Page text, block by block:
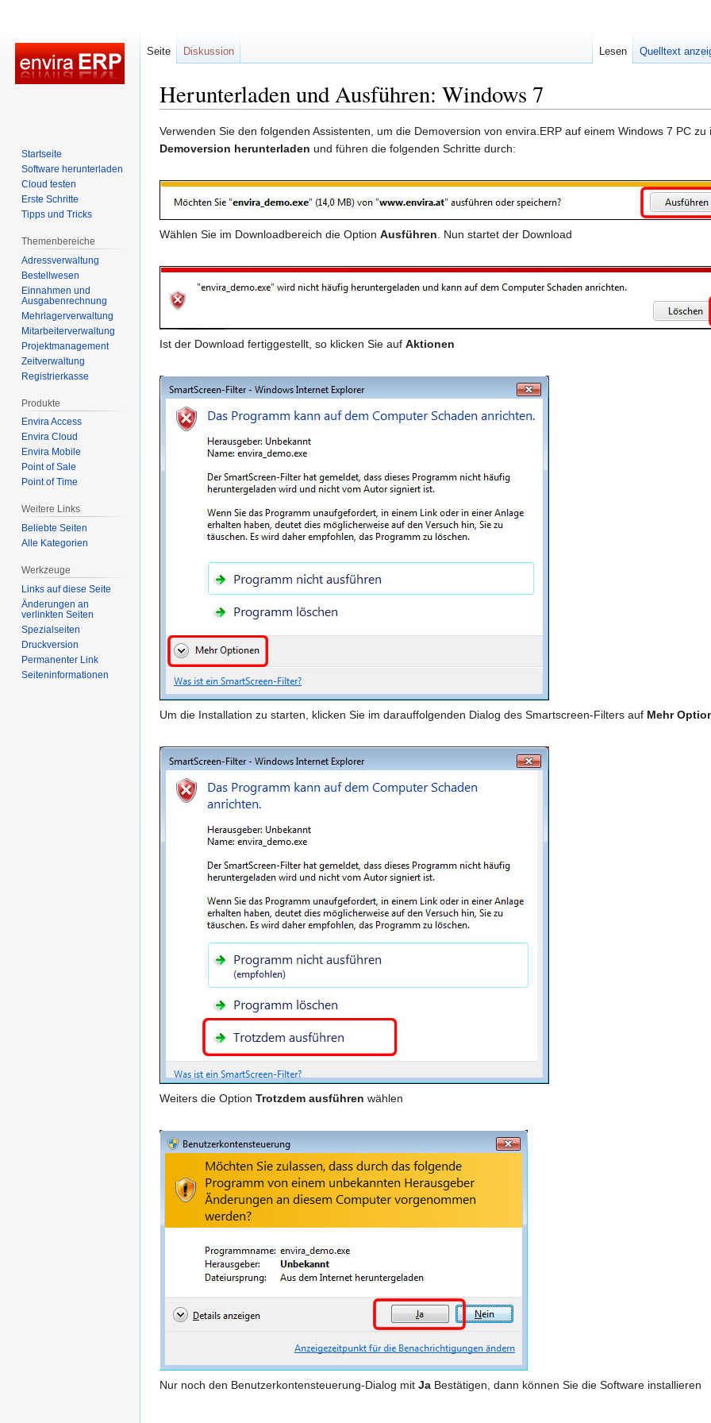
Herunterladen und Ausführen: Windows 7
Zur
Navigation
Zur
Suche
Verwenden Sie den folgenden Assistenten, um die Demoversion von envira.ERP auf einem Windows 7 PC
Demoversion herunterladen und führen die folgenden Schritte durch:
Wählen Sie im Downloadbereich die Option Ausführen. Nun startet der Download
Ist der Download fertiggestellt, so klicken Sie auf Aktionen
Um die Installation zu starten, klicken Sie im darauffolgenden Dialog des Smartscreen-Filters auf Mehr
Weiters die Option Trotzdem ausführen wählen
Nur noch den Benutzerkontensteuerung-Dialog mit Ja Bestätigen, dann können Sie die Software installieren
Seite Diskussion Lesen Quelltext
Startseite
Software herunterladen
Cloud testen
Erste Schritte
Tipps und Tricks
Themenbereiche
Adressverwaltung
Bestellwesen
Einnahmen und
Ausgabenrechnung
Mehrlagerverwaltung
Mitarbeiterverwaltung
Projektmanagement
Zeitverwaltung
Registrierkasse
Produkte
Envira Access
Envira Cloud
Envira Mobile
Point of Sale
Point of Time
Weitere Links
Beliebte Seiten
Alle Kategorien
Werkzeuge
Links auf diese Seite
Änderungen an
verlinkten Seiten
Spezialseiten
Druckversion
Permanenter Link
Seiten­­informationen